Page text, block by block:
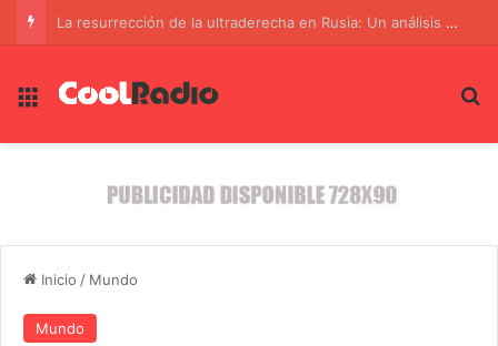
La resurrección de la ultraderecha en Rusia: Un análisis de intolerancia y nacionalismo
Menú
Inicio / Mundo
Mundo